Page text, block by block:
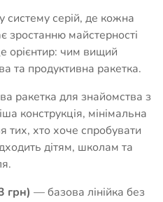
систему серій, де кожна
зростанню майстерності
орієнтир: чим вищий
та продуктивна ракетка.
ракетка для знайомства з
конструкція, мінімальна
тих, хто хоче спробувати
дітям, школам та
грн) — базова лінійка без